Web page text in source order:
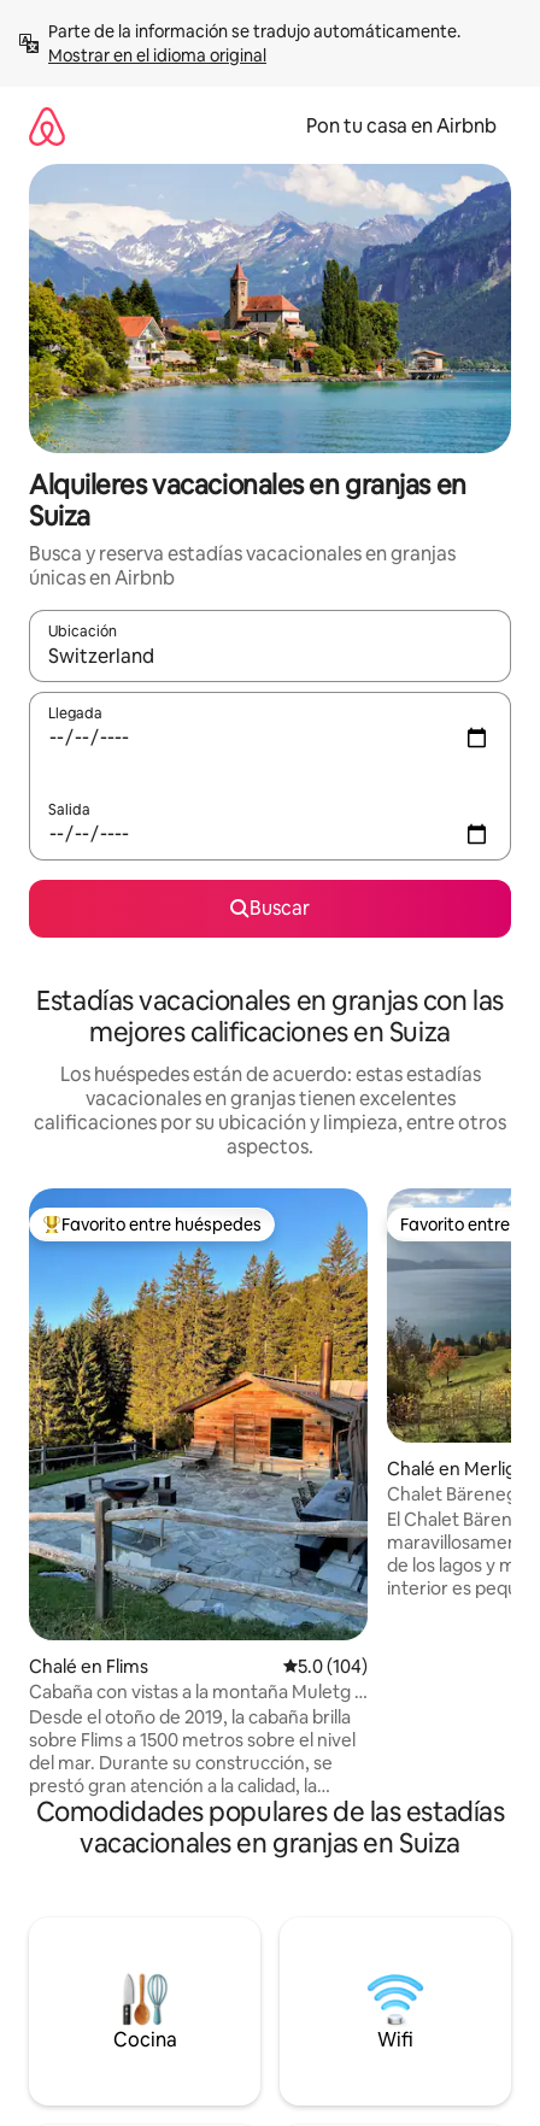
contenidoMostrar en el idioma original
Pon tu casa en Airbnb
Alquileres vacacionales en granjas en
Suiza
Busca y reserva estadías vacacionales en granjas
únicas en Airbnb
Ubicación
Cuando los resultados estén disponibles, navega con las
Llegada
Salida
Buscar
Estadías vacacionales en granjas con las
mejores calificaciones en Suiza
Los huéspedes están de acuerdo: estas estadías
vacacionales en granjas tienen excelentes
calificaciones por su ubicación y limpieza, entre otros
aspectos.
Favorito entre huéspedes preferido
Favorito entre huéspedes
Chalé en Flims Calificación promedio: 5.0 de
5.0 (104)
Cabaña con vistas a la montaña Muletg -
Flims LAAX
Desde el otoño de 2019, la cabaña brilla
sobre Flims a 1500 metros sobre el nivel
del mar. Durante su construcción, se
prestó gran atención a la calidad, la
regionalidad y, sobre todo, la durabilidad,
así como a la atención al detalle: ¡estos
son los ingredientes que hacen que
ciclismo en verano, todo ello a las
puertas de la casa y lejos del ajetreo y el
ruido. Así podrás disfrutar de verdad de
tus vacaciones en nuestra cabaña.
Favorito entre
Favorito entre
Chalé en Merligen
Chalet Bärenegg:
el lago de Thun
El Chalet
de los lagos y
interior es
excursiones
harán que su
Comodidades populares de las estadías
vacacionales en granjas en Suiza
Cocina Wifi